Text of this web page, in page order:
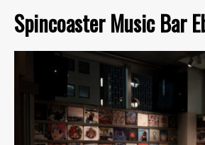
Spincoaster Music Bar